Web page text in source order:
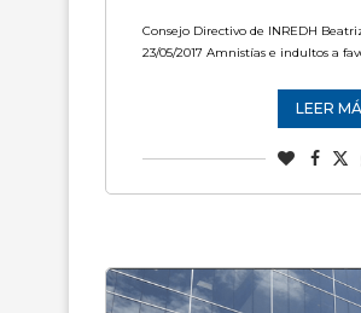
Consejo Directivo de INREDH
23/05/2017 Amnistías e indultos a
LEER